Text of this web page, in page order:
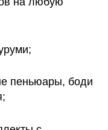
пеньюары, боди